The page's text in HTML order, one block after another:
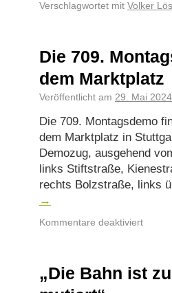
Verschlagwortet mit Volker
Die 709.
dem Marktplatz
Veröffentlicht am 29. Mai 2024
Die 709. Montagsdemo
dem Marktplatz in
Demozug, ausgehend
links Stiftstraße,
rechts Bolzstraße, links
→
Kommentare deaktiviert
„Die Bahn ist